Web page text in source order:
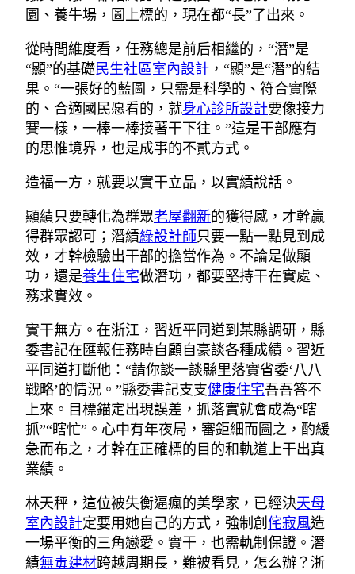
園、養牛場，圖上標的，現在都“長”了出來。
從時間維度看，任務總是前后相繼的，“潛”是
“顯”的基礎民生社區室內設計 ，“顯”是“潛”的結
果。“一張好的藍圖，只需是科學的、符合實際
的、合適國民愿看的，就身心診所設計要像接力
賽一樣，一棒一棒接著干下往。”這是干部應有
的思惟境界，也是成事的不貳方式。
造福一方，就要以實干立品，以實績說話。
顯績只要轉化為群眾老屋翻新的獲得感，才幹贏
得群眾認可；潛績綠設計師只要一點一點見到成
效，才幹檢驗出干部的擔當作為。不論是做顯
功，還是養生住宅做潛功，都要堅持干在實處、
務求實效。
實干無方。在浙江，習近平同道到某縣調研，縣
委書記在匯報任務時自顧自豪談各種成績。習近
平同道打斷他：“請你談一談縣里落實省委‘八八
戰略’的情況。”縣委書記支支健康住宅吾吾答不
上來。目標錨定出現誤差，抓落實就會成為“瞎
抓”“瞎忙”。心中有年夜局，審鉅細而圖之，酌緩
急而布之，才幹在正確標的目的和軌道上干出真
業績。
林天秤，這位被失衡逼瘋的美學家，已經決天母
室內設計定要用她自己的方式，強制創 侘寂風造
一場平衡的三角戀愛。實干，也需軌制保證。潛
績無毒建材跨越周期長，難被看見，怎么辦？浙